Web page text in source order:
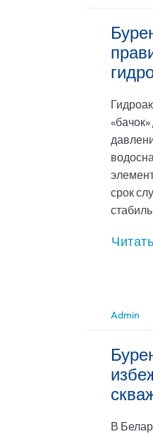
срок
Admin
В